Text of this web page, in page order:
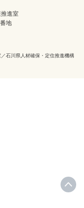
進室
地
石川県人材確保・定住推進機構